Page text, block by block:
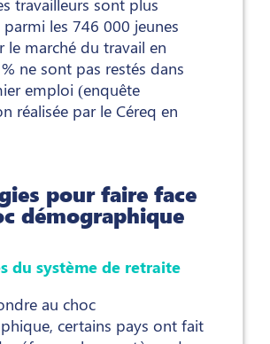
les 746 000 jeunes
le marché du travail en
ne sont pas restés dans
emploi (enquête
réalisée par le Céreq en
pour faire face
démographique
du système de retraite
au choc
certains pays ont fait